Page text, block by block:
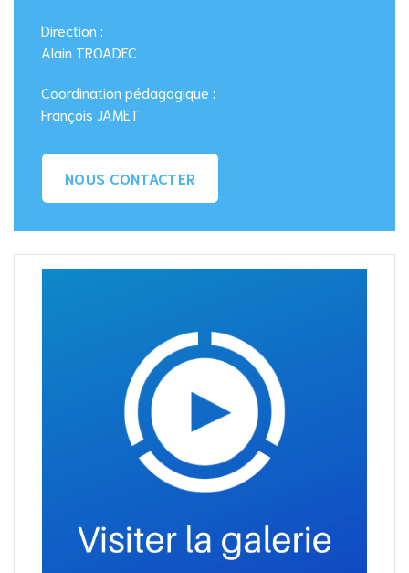
Direction :
Alain TROADEC
Coordination pédagogique :
François JAMET
NOUS CONTACTER